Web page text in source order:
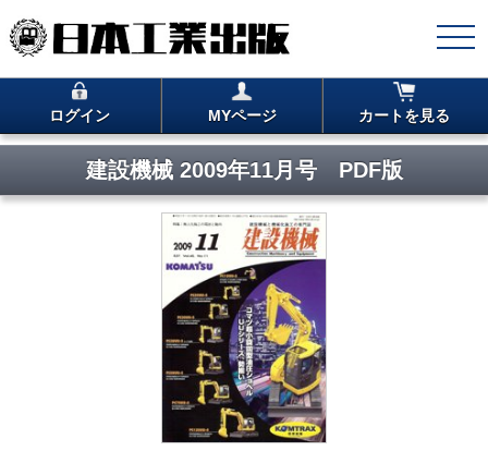
ログイン MYページ カートを見る
建設機械 2009年11月号 PDF版